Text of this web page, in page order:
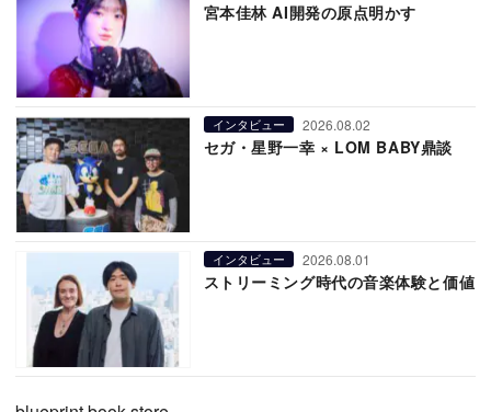
宮本佳林 AI開発の原点明かす
インタビュー 2026.08.02
セガ・星野一幸 × LOM BABY鼎談
インタビュー 2026.08.01
ストリーミング時代の音楽体験と価値